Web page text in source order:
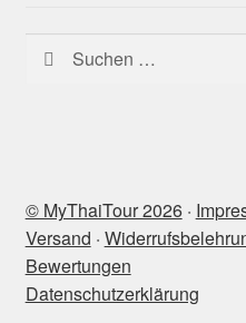
Suchen
nach:
© MyThaiTour 2026‧
Versand ‧
Bewertungen
Datenschutzerklärung